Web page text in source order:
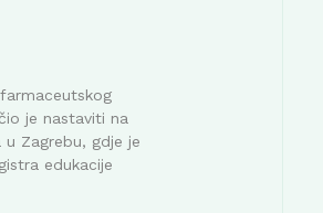
je nastaviti na
Zagrebu, gdje je
edukacije